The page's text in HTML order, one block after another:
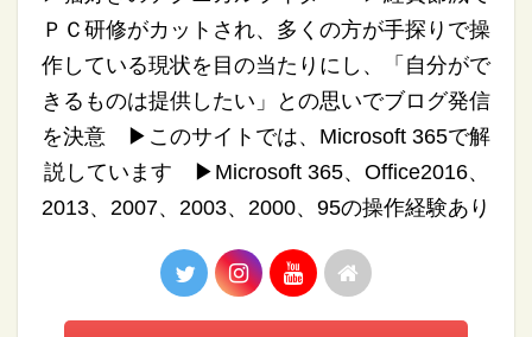
ＰＣ研修がカットされ、多くの方が手探りで操
作している現状を目の当たりにし、「自分がで
きるものは提供したい」との思いでブログ発信
を決意 ▶︎このサイトでは、Microsoft 365で解
説しています ▶︎Microsoft 365、Office2016、
2013、2007、2003、2000、95の操作経験あり